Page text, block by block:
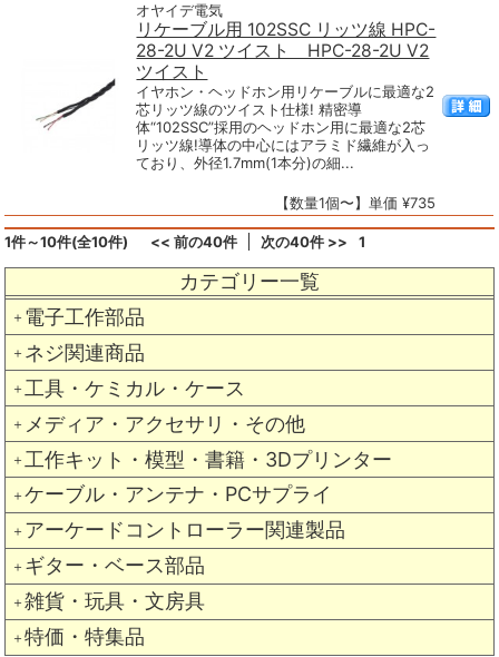
カテゴリー一覧
＋ 電子工作部品
＋ ネジ関連商品
＋ 工具・ケミカル・ケース
＋ メディア・アクセサリ・その他
＋ 工作キット・模型・書籍・3Dプリンター
＋ ケーブル・アンテナ・PCサプライ
＋ アーケードコントローラー関連製品
＋ ギター・ベース部品
＋ 雑貨・玩具・文房具
＋ 特価・特集品
オヤイデ電気
リケーブル用 102SSC リッツ線 HPC-
28-2U V2 ツイスト HPC-28-2U V2
ツイスト
イヤホン・ヘッドホン用リケーブルに最適な2
芯リッツ線のツイスト仕様! 精密導
体“102SSC”採用のヘッドホン用に最適な2芯
リッツ線!導体の中心にはアラミド繊維が入っ
ており、外径1.7mm(1本分)の細...
【数量1個〜】単価 ¥735
1件～10件(全10件) << 前の40件 次の40件 >> 1